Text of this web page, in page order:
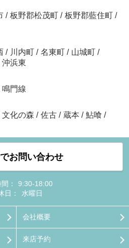
/ 板野郡松茂町 / 板野郡藍住町 /
/ 川内町 / 名東町 / 山城町 /
沖浜東
鳴門線
文化の森 / 佐古 / 蔵本 / 鮎喰 /
お問い合わせ
：
9:30-18:00
日：
水曜日
会社概要
来店予約